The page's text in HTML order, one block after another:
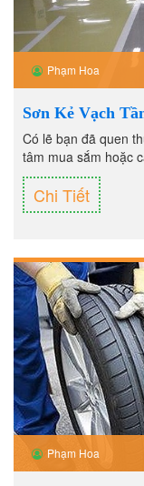
Phạm Hoa
Sơn Kẻ Vạch
Có lẽ bạn đã quen
tâm mua sắm hoặc
Chi Tiết
Phạm Hoa